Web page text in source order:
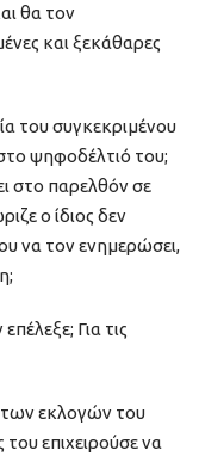
θα τον
και ξεκάθαρες
του συγκεκριμένου
ψηφοδέλτιό του;
στο παρελθόν σε
ο ίδιος δεν
να τον ενημερώσει,
Για τις
των εκλογών του
επιχειρούσε να